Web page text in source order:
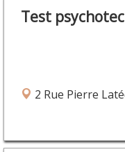
Test
2 Rue Pierre